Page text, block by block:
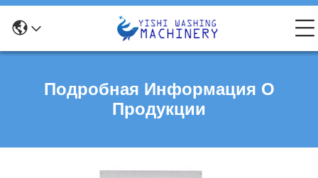
Подробная Информация О
Продукции